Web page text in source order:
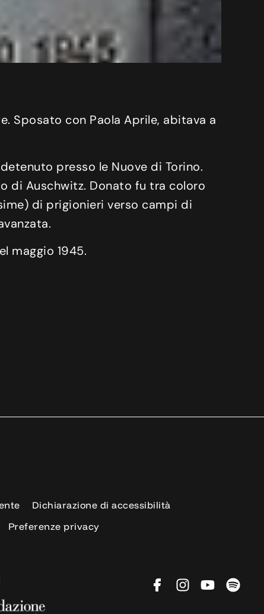
Sposato con Paola Aprile, abitava a
presso le Nuove di Torino.
di Auschwitz. Donato fu tra coloro
di prigionieri verso campi di
maggio 1945.
Dichiarazione di accessibilità
Preferenze privacy